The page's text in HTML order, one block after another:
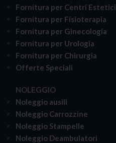
Fornitura per Centri Estetici
Fornitura per Fisioterapia
Fornitura per Ginecologia
Fornitura per Urologia
Fornitura per Chirurgia
Offerte Speciali
NOLEGGIO
Noleggio ausili
Noleggio Carrozzine
Noleggio Stampelle
Noleggio Deambulatori